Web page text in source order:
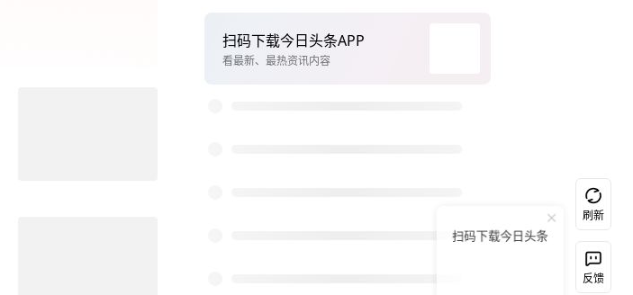
扫码下载今日头条APP
看最新、最热资讯内容
刷新
反馈
扫码下载今日头条